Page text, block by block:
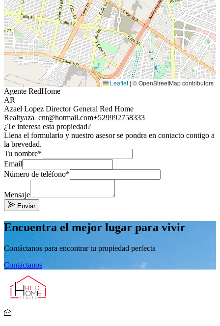
Leaflet|© OpenStreetMap contributors
Agente RedHome
AR
Azael Lopez Director General Red Home
Realtyaza_cnt@hotmail.com+529992758333
¿Te interesa esta propiedad?
Llena el formulario y nuestro asesor se pondra en contacto contigo a
la brevedad.
Tu nombre*
Email
Número de teléfono*
Mensaje
Enviar
Encuentra el mejor lugar para vivir
Contáctanos para encontrar tu propiedad perfecta
Contáctanos